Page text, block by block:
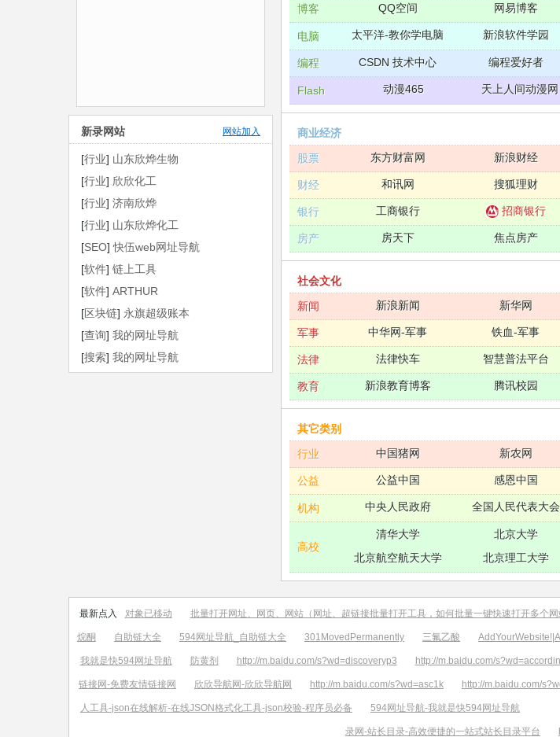
博客 QQ空间 网易博客
电脑 太平洋-教你学电脑 新浪软件学园
编程 CSDN 技术中心 编程爱好者
Flash 动漫465 天上人间动漫网
商业经济
股票
东方财富网 新浪财经
财经 和讯网 搜狐理财
银行 工商银行 招商银行
房产 房天下 焦点房产
社会文化
新闻
新浪新闻 新华网
军事 中华网-军事 铁血-军事
法律 法律快车 智慧普法平台
教育 新浪教育博客 腾讯校园
其它类别
行业
中国猪网 新农网
公益 公益中国 感恩中国
机构 中央人民政府 全国人民代表大会
高校
清华大学 北京大学
北京航空航天大学
北京理工大学
网站加入
新录网站
[行业] 山东欣烨生物
[行业] 欣欣化工
[行业] 济南欣烨
[行业] 山东欣烨化工
[SEO]快伍web网址导航
[软件] 链上工具
[软件] ARTHUR
[区块链] 永旗超级账本
[查询] 我的网址导航
[搜索] 我的网址导航
最新点入 对象已移动 批量打开网址、网页、网站（网址、超链接批量打开工具，如何批量一键快速打开多个网
烷酮 自助链大全 594网址导航_自助链大全 301MovedPermanently 三氟乙酸
我就是快594网址导航 防黄剂 http://m.baidu.com/s?wd=discoveryp3 http://m.baidu.com/
链接网-免费友情链接网 欣欣导航网-欣欣导航网 http://m.baidu.com/s?wd=asc1k http://m.baidu.com/
人工具-json在线解析-在线JSON格式化工具-json校验-程序员必备 594网址导航-我就是快594网址导航
录网-站长目录-高效便捷的一站式站长目录平台